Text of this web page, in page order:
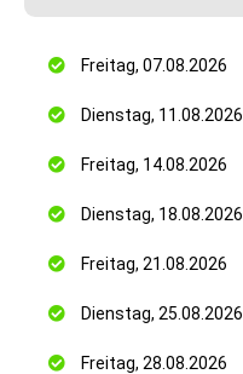
Freitag, 07.08.2026
Dienstag, 11.08.2026
Freitag, 14.08.2026
Dienstag, 18.08.2026
Freitag, 21.08.2026
Dienstag, 25.08.2026
Freitag, 28.08.2026